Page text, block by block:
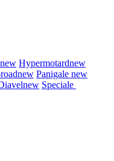
new Hypermotardnew
new Panigale new
new Speciale